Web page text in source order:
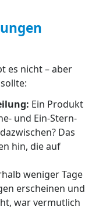
es nicht – aber
Ein Produkt
und Ein-Stern-
Das
hin, die auf
weniger Tage
erscheinen und
war vermutlich